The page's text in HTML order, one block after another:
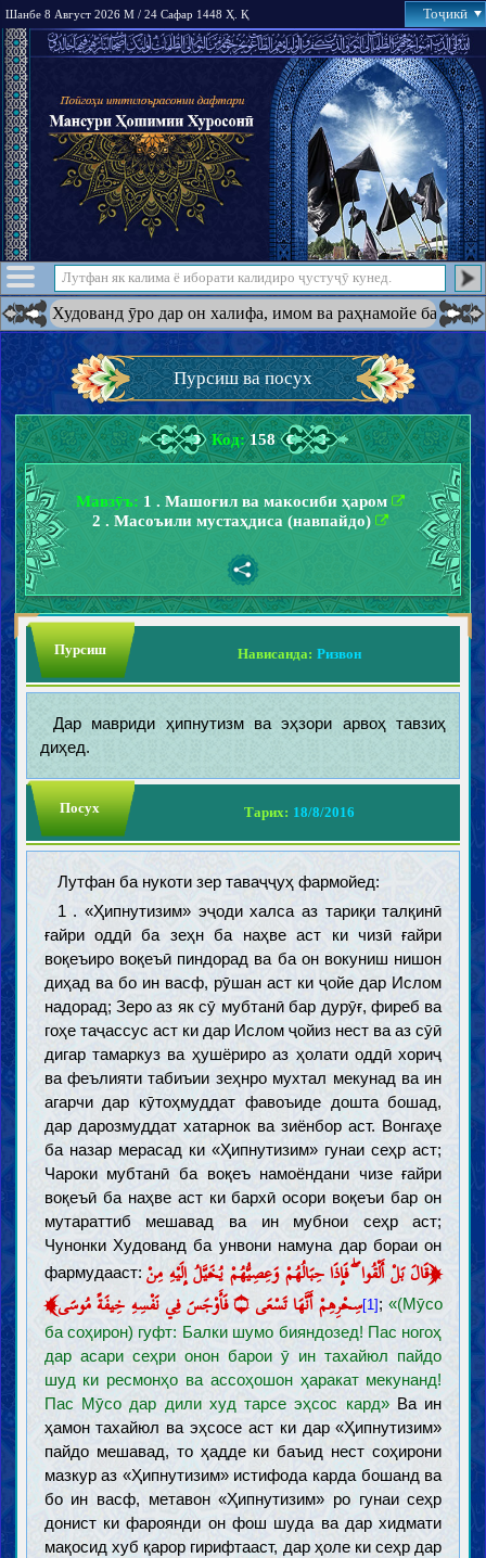
Шанбе 8 Август 2026 М / 24 Сафар 1448 Ҳ. Қ Тоҷикӣ
ӯро дар он халифа, имом ва раҳнамойе ба амри худ
Пурсиш ва посух
Код: 158
Мавзӯъ: 1 . Машоғил ва макосиби ҳаром
2 . Масоъили мустаҳдиса (навпайдо)
Пурсиш Нависанда: Ризвон
Дар мавриди ҳипнутизм ва эҳзори арвоҳ тавзиҳ
диҳед.
Посух Тарих: 18/8/2016
Лутфан ба нукоти зер таваҷҷуҳ фармойед:
1 . «Ҳипнутизим» эҷоди халса аз тариқи талқинӣ
ғайри оддӣ ба зеҳн ба наҳве аст ки чизӣ ғайри
воқеъиро воқеъӣ пиндорад ва ба он вокуниш нишон
диҳад ва бо ин васф, рӯшан аст ки ҷойе дар Ислом
надорад; Зеро аз як сӯ мубтанӣ бар дурӯғ, фиреб ва
гоҳе таҷассус аст ки дар Ислом ҷойиз нест ва аз сӯӣ
дигар тамаркуз ва ҳушёриро аз ҳолати оддӣ хориҷ
ва феълияти табиъии зеҳнро мухтал мекунад ва ин
агарчи дар кӯтоҳмуддат фавоъиде дошта бошад,
дар дарозмуддат хатарнок ва зиёнбор аст. Вонгаҳе
ба назар мерасад ки «Ҳипнутизим» гунаи сеҳр аст;
Чароки мубтанӣ ба воқеъ намоёндани чизе ғайри
воқеъӣ ба наҳве аст ки бархӣ осори воқеъи бар он
мутараттиб мешавад ва ин мубнои сеҳр аст;
Чунонки Худованд ба унвони намуна дар бораи он
фармудааст:
﴿قَالَ بَلْ أَلْقُوا ۖ فَإِذَا حِبَالُهُمْ وَعِصِيُّهُمْ يُخَيَّلُ إِلَيْهِ مِنْ
سِحْرِهِمْ أَنَّهَا تَسْعَى ۝ فَأَوْجَسَ فِي نَفْسِهِ خِيفَةً مُوسَى
﴾ [1] ; «(Мӯсо
ба соҳирон) гуфт: Балки шумо бияндозед! Пас ногоҳ
дар асари сеҳри онон барои ӯ ин тахайюл пайдо
шуд ки ресмонҳо ва ассоҳошон ҳаракат мекунанд!
Пас Мӯсо дар дили худ тарсе эҳсос кард»Ва ин
ҳамон тахайюл ва эҳсосе аст ки дар «Ҳипнутизим»
пайдо мешавад, то ҳадде ки баъид нест соҳирони
мазкур аз «Ҳипнутизим» истифода карда бошанд ва
бо ин васф, метавон «Ҳипнутизим» ро гунаи сеҳр
донист ки фароянди он фош шуда ва дар хидмати
мақосид хуб қарор гирифтааст, дар ҳоле ки сеҳр дар